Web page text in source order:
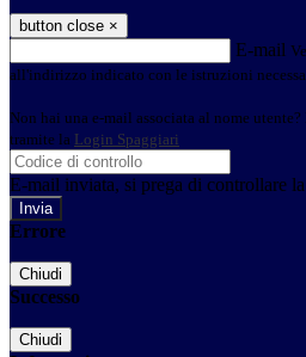
button close ×
E-mail
all'indirizzo indicato con le istruzioni
Non hai una e-mail associata al nome
tramite la Login Spaggiari
E-mail inviata, si prega di controllare
Errore
Chiudi
Successo
Chiudi